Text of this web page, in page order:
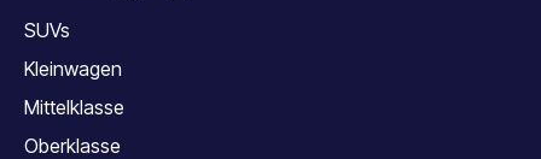
SUVs
Kleinwagen
Mittelklasse
Oberklasse